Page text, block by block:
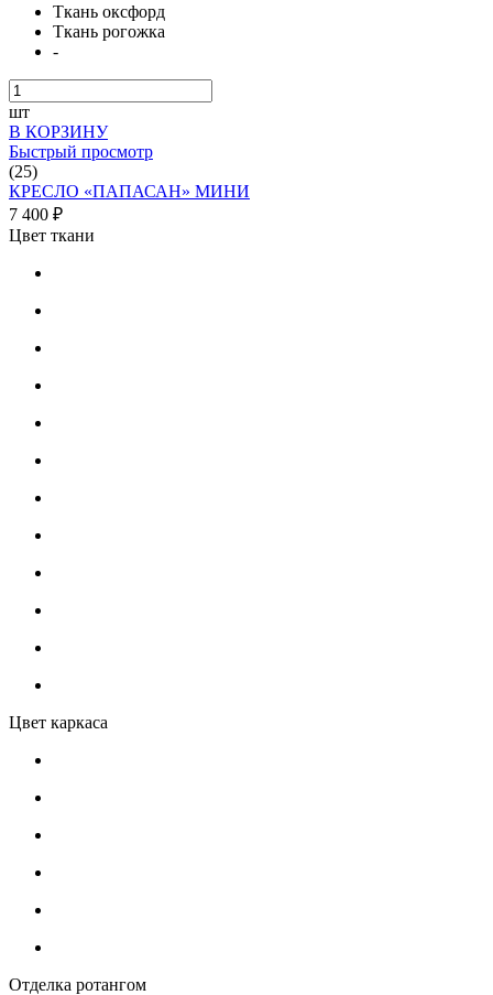
Ткань оксфорд
Ткань рогожка
-
шт
В КОРЗИНУ
Быстрый просмотр
(25)
КРЕСЛО «ПАПАСАН» МИНИ
7 400 ₽
Цвет ткани
Цвет каркаса
Отделка ротангом